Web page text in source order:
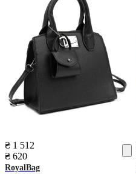
₴ 1 512
₴ 620
RoyalBag